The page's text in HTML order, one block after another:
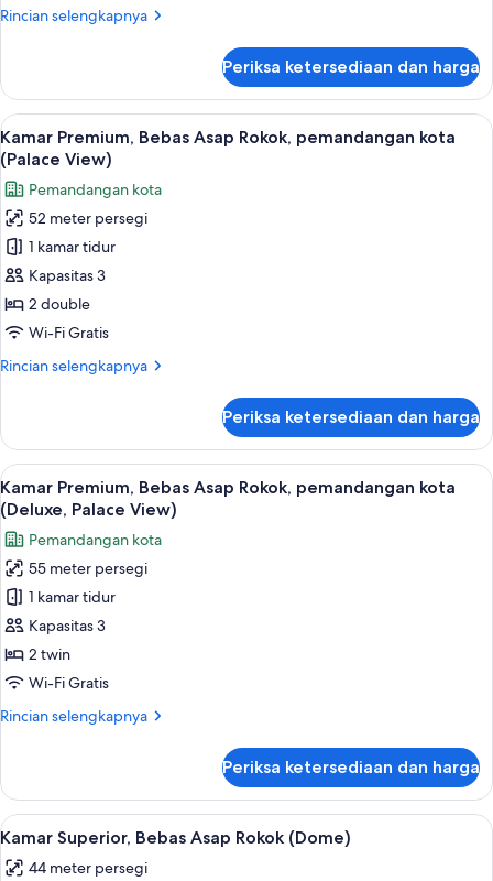
King,
Rincian selengkapnya
Rincian
Kamar
Superior,
1
Tempat
Tidur
King,
pemandangan
kota
Periksa ketersediaan dan harga
Lihat
semua
foto
untuk
Kamar
Premium,
Bebas
Asap
Rokok,
kota
Minibar, brankas, meja kerja, dan
6
Kamar Premium, Bebas Asap Rokok, pemandangan kota
(Palace View)
Pemandangan kota
52 meter persegi
1 kamar tidur
Kapasitas 3
2 double
Wi-Fi Gratis
Rincian selengkapnya
Rincian
Kamar
Premium,
Bebas
Asap
Rokok,
pemandangan
kota
(Palace
View)
Periksa ketersediaan dan harga
Lihat
semua
foto
untuk
Kamar
Premium,
Bebas
Asap
Rokok,
kota
View)
Minibar, brankas, meja kerja, dan
5
Kamar Premium, Bebas Asap Rokok, pemandangan kota
(Deluxe, Palace View)
Pemandangan kota
55 meter persegi
1 kamar tidur
Kapasitas 3
2 twin
Wi-Fi Gratis
Rincian selengkapnya
Rincian
Kamar
Premium,
Bebas
Rokok,
Periksa ketersediaan dan harga
Lihat
semua
Kamar Superior, Bebas Asap Rokok
3
Kamar Superior, Bebas Asap Rokok (Dome)
44 meter persegi